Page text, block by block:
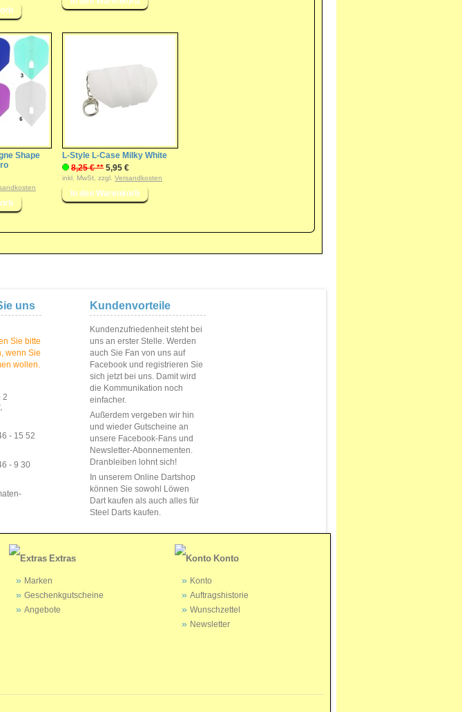
Shape
L-Style L-Case Milky White
8,25 € ** 5,95 €
inkl. MwSt, zzgl. Versandkosten
uns
Sie bitte
wenn Sie
wollen.
2
- 15 52
- 9 30
Kundenvorteile
Kundenzufriedenheit steht bei
uns an erster Stelle. Werden
auch Sie Fan von uns auf
Facebook und registrieren Sie
sich jetzt bei uns. Damit wird
die Kommunikation noch
einfacher.
Außerdem vergeben wir hin
und wieder Gutscheine an
unsere Facebook-Fans und
Newsletter-Abonnementen.
Dranbleiben lohnt sich!
In unserem Online Dartshop
können Sie sowohl Löwen
Dart kaufen als auch alles für
Steel Darts kaufen.
Extras
Marken
Geschenkgutscheine
Angebote
Konto
Konto
Auftragshistorie
Wunschzettel
Newsletter